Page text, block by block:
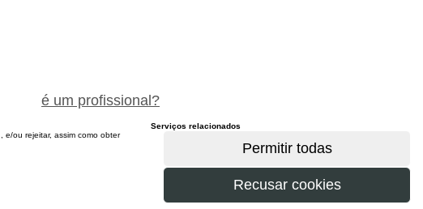
é um profissional?
, e/ou rejeitar, assim como obter
Serviços relacionados